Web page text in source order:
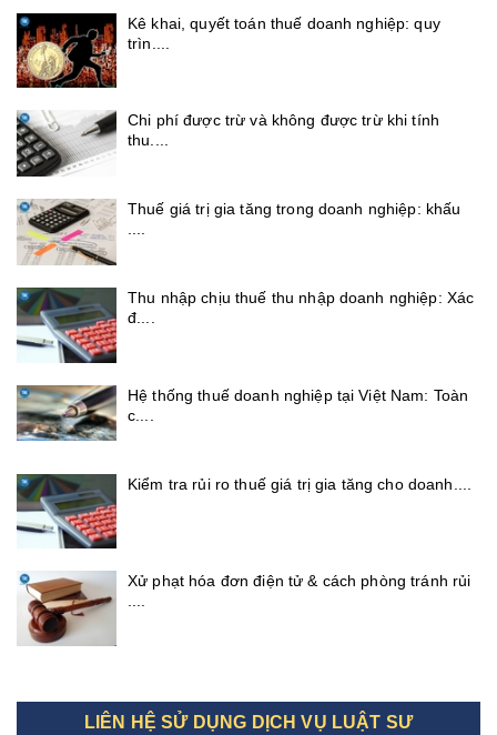
Kê khai, quyết toán thuế doanh nghiệp: quy
trìn....
Chi phí được trừ và không được trừ khi tính
thu....
Thuế giá trị gia tăng trong doanh nghiệp: khấu
Thu nhập chịu thuế thu nhập doanh nghiệp: Xác
đ....
Hệ thống thuế doanh nghiệp tại Việt Nam: Toàn
c....
Kiểm tra rủi ro thuế giá trị gia tăng cho doanh....
Xử phạt hóa đơn điện tử & cách phòng tránh rủi
LIÊN HỆ SỬ DỤNG DỊCH VỤ LUẬT SƯ